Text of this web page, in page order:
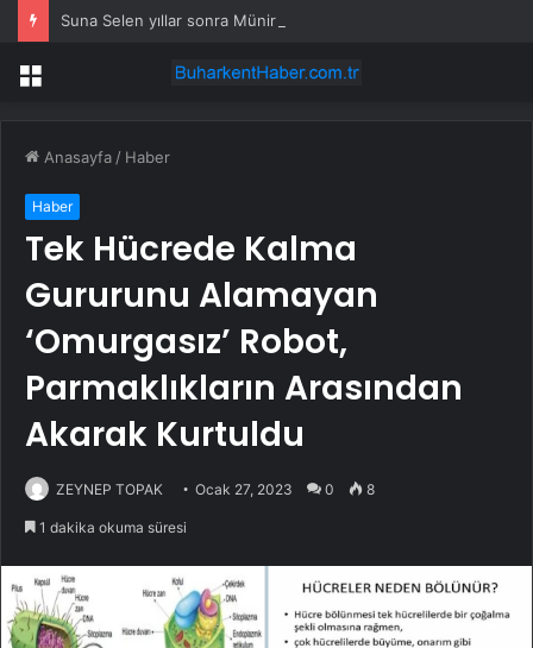
Menü
Anasayfa / Haber
Haber
Tek Hücrede Kalma
Gururunu Alamayan
‘Omurgasız’ Robot,
Parmaklıkların Arasından
Akarak Kurtuldu
ZEYNEP TOPAK Ocak 27, 2023 0 8
1 dakika okuma süresi